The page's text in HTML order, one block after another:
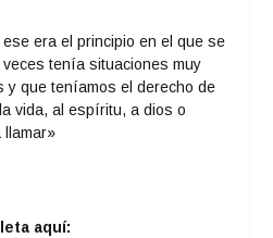
era el principio en el que se
tenía situaciones muy
y que teníamos el derecho de
vida, al espíritu, a dios o
llamar»
aquí: